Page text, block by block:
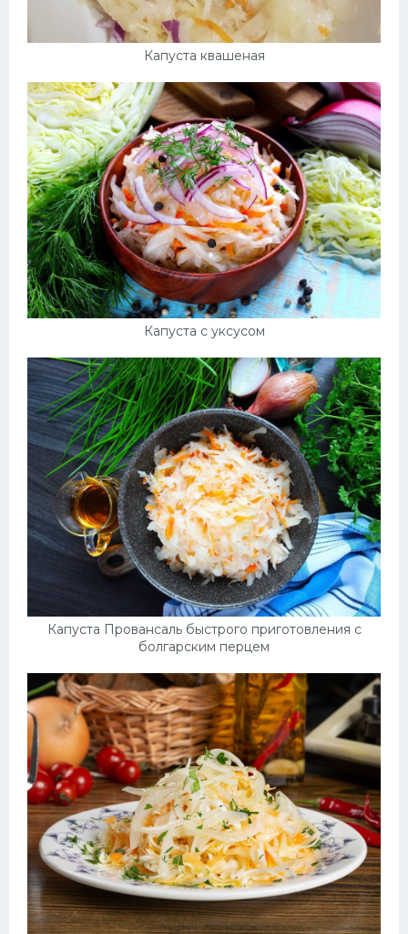
Капуста квашеная
Капуста с уксусом
Капуста Провансаль быстрого приготовления с
болгарским перцем